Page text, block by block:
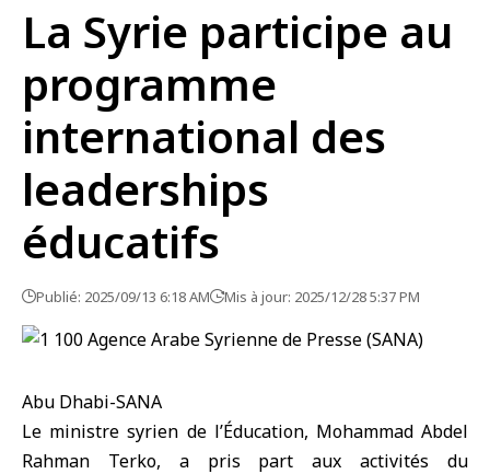
La Syrie participe au
programme
international des
leaderships
éducatifs
Publié: 2025/09/13 6:18 AM Mis à jour: 2025/12/28 5:37 PM
Abu Dhabi-SANA
Le ministre syrien de l’Éducation, Mohammad Abdel
Rahman Terko, a pris part aux activités du